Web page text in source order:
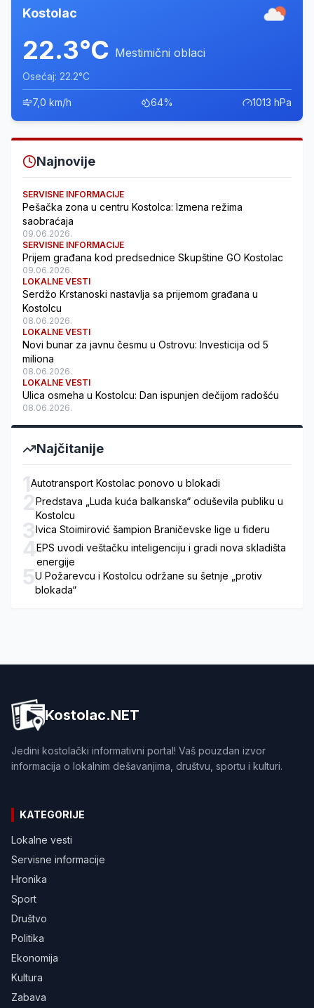
Kostolac
22.3°C Mestimični oblaci
Osećaj: 22.2°C
7,0 km/h 64% 1013 hPa
Najnovije
SERVISNE INFORMACIJE
Pešačka zona u centru Kostolca: Izmena režima
saobraćaja
09.06.2026.
SERVISNE INFORMACIJE
Prijem građana kod predsednice Skupštine GO Kostolac
09.06.2026.
LOKALNE VESTI
Serdžo Krstanoski nastavlja sa prijemom građana u
Kostolcu
08.06.2026.
LOKALNE VESTI
Novi bunar za javnu česmu u Ostrovu: Investicija od 5
miliona
08.06.2026.
LOKALNE VESTI
Ulica osmeha u Kostolcu: Dan ispunjen dečijom radošću
08.06.2026.
Najčitanije
1Autotransport Kostolac ponovo u blokadi
2Predstava „Luda kuća balkanska“ oduševila publiku u
Kostolcu
3Ivica Stoimirović šampion Braničevske lige u fideru
4EPS uvodi veštačku inteligenciju i gradi nova skladišta
energije
5U Požarevcu i Kostolcu održane su šetnje „protiv
blokada“
Kostolac.NET
Jedini kostolački informativni portal! Vaš pouzdan izvor
informacija o lokalnim dešavanjima, društvu, sportu i kulturi.
KATEGORIJE
Lokalne vesti
Servisne informacije
Hronika
Sport
Društvo
Politika
Ekonomija
Kultura
Zabava